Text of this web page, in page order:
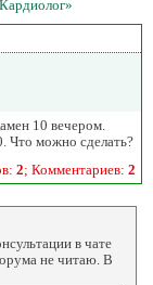
10 вечером.
Что можно сделать?
2; Комментариев: 2
в чате
не читаю. В